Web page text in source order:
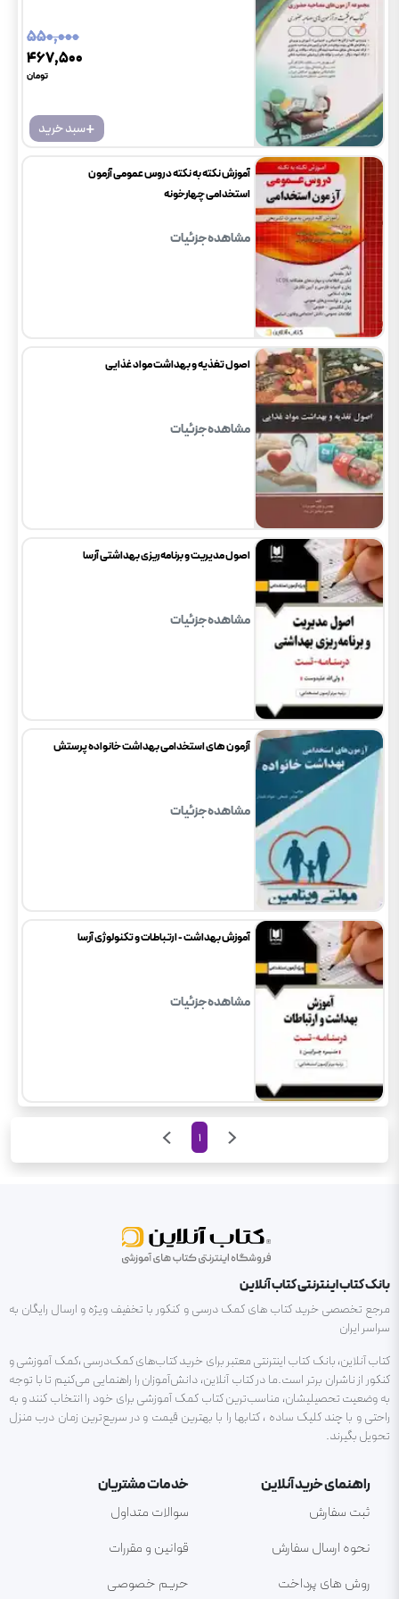
+سبد خرید
۵۵۰٬۰۰۰
۴۶۷٬۵۰۰
تومان
آموزش نکته به نکته دروس عمومی آزمون
استخدامی چهارخونه
مشاهده جزئیات
اصول تغذیه و بهداشت مواد غذایی
مشاهده جزئیات
اصول مدیریت و برنامه‌ریزی بهداشتی آرسا
مشاهده جزئیات
آزمون های استخدامی بهداشت خانواده پرستش
مشاهده جزئیات
آموزش بهداشت - ارتباطات و تکنولوژی آرسا
مشاهده جزئیات
1
بانک کتاب اینترنتی کتاب آنلاین
مرجع تخصصی خرید کتاب های کمک درسی و کنکور با تخفیف ویژه و ارسال رایگان به
سراسر ایران
کتاب آنلاین، بانک کتاب اینترنتی معتبر برای خرید کتاب‌های کمک‌درسی ،کمک آموزشی و
کنکور از ناشران برتر است.ما در کتاب آنلاین، دانش‌آموزان را راهنمایی می‌کنیم تا با توجه
به وضعیت تحصیلیشان، مناسب‌ترین کتاب کمک آموزشی برای خود را انتخاب کنند و به
راحتی و با چند کلیک ساده ، کتابها را با بهترین قیمت و در سریع‌ترین زمان درب منزل
تحویل بگیرند.
راهنمای خرید آنلاین
ثبت سفارش
نحوه ارسال سفارش
روش های پرداخت
خدمات مشتریان
سوالات متداول
قوانین و مقررات
حریم خصوصی